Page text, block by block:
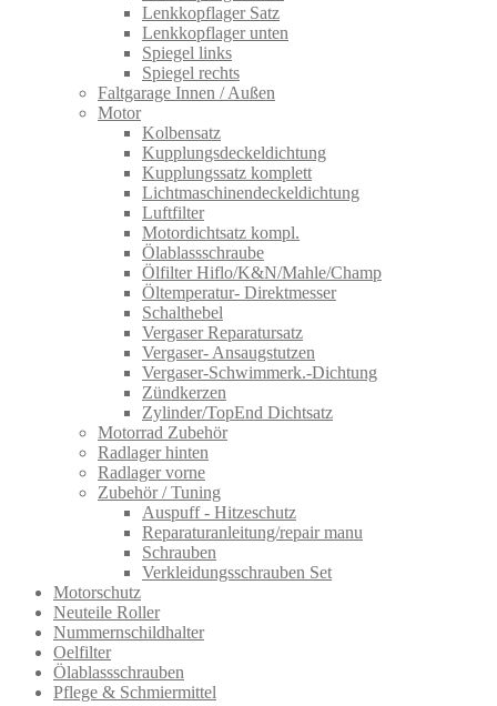
Lenkkopflager Satz
Lenkkopflager unten
Spiegel links
Spiegel rechts
Faltgarage Innen / Außen
Motor
Kolbensatz
Kupplungsdeckeldichtung
Kupplungssatz komplett
Lichtmaschinendeckeldichtung
Luftfilter
Motordichtsatz kompl.
Ölablassschraube
Ölfilter Hiflo/K&N/Mahle/Champ
Öltemperatur- Direktmesser
Schalthebel
Vergaser Reparatursatz
Vergaser- Ansaugstutzen
Vergaser-Schwimmerk.-Dichtung
Zündkerzen
Zylinder/TopEnd Dichtsatz
Motorrad Zubehör
Radlager hinten
Radlager vorne
Zubehör / Tuning
Auspuff - Hitzeschutz
Reparaturanleitung/repair manu
Schrauben
Verkleidungsschrauben Set
Motorschutz
Neuteile Roller
Nummernschildhalter
Oelfilter
Ölablassschra​uben
Pflege & Schmiermittel